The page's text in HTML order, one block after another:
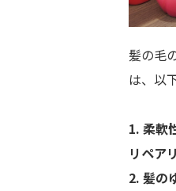
髪の毛
は、以
1. 柔軟
リペア
2. 髪の